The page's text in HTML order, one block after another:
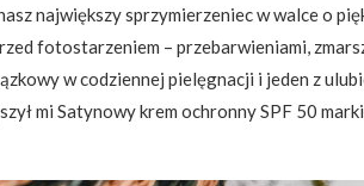
największy sprzymierzeniec w walce o
fotostarzeniem – przebarwieniami,
w codziennej pielęgnacji i jeden z
mi Satynowy krem ochronny SPF 50